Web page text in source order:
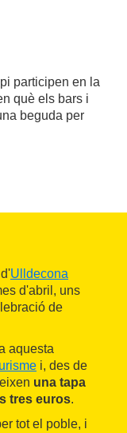
participen en la
què els bars i
beguda per
Ulldecona
d'abril, uns
de
aquesta
i, des de
una tapa
tres euros.
tot el poble, i